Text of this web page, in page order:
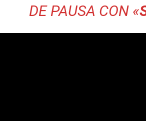
DE PAUSA CON «